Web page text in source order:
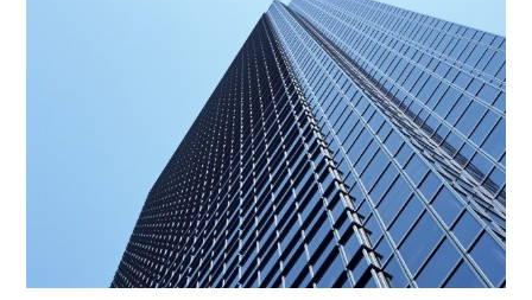
前海的基本情况和发展历程，总结了前海自贸区在产
业基金及特色小镇方面的经验。 中金前海董事总经
理胡祺昊则作为云南母基金的主要负责人，对中金前
海管理的云南母基金、氢能源基金等重要的区域性、
行业性代表基金做了介绍，并交流了过去几年公司投
资的重要项目，如中石化、百果园、坚果微影院、万
色城等。其中中国果业龙头百果园项目因为与云南的
农业科技和高原特色产业相关度高，经营模式先进，
规模领先、受到大家的重点关注和热烈讨论，昭通野
苹果案例更是令云南的客人赞叹不已。宾主相约邀请
百果园的管理层与云南农科院以及高原特色果业的龙
头企业进行成体系的对接，推动实现高品质云南水果
跨省跨季，市场驱动的良性发展。 目前，中金
前海实际投资规模已达130亿元，管理资产规模超200
司负责具体运营管理。省政府授权省发展改革委履行
政府出资人职责，首期整合省级财政资金16亿元，逐
年整合省级财政中扶持产业发展50%左右的存量资金
以及全部新增投入部分，加上子基金收益的滚动使
用，5年争取整合100亿元左右资金作为引导资金，母
基金管理公司按照1:1-1:2的比例进行社会募集，首期
母基金规模达到32亿元-48亿元、5年达到200亿元-300
亿元。 子基金由各重点产业领导小组牵头，按照“一
个产业、一支基金”的思路，分别设立8个重点产业发
展子基金，同时设立1个并购基金和1个国际产能合作
基金服务8个重点产业，按照“成熟一支、设立一
支”的原则，经母基金管理人中金前海（深圳）基金
管理有限公司核准设立。 云南省发展改革委作为政